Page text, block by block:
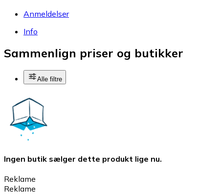
Anmeldelser
Info
Sammenlign priser og butikker
Alle filtre
Ingen butik sælger dette produkt lige nu.
Reklame
Reklame